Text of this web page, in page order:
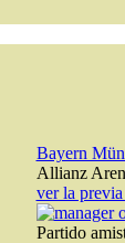
Bayern
Allianz
ver la
Partido